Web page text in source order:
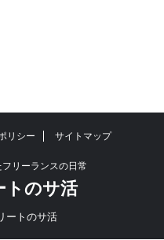
リシー サイトマップ
リーランスの日常
トのサ活
ートのサ活